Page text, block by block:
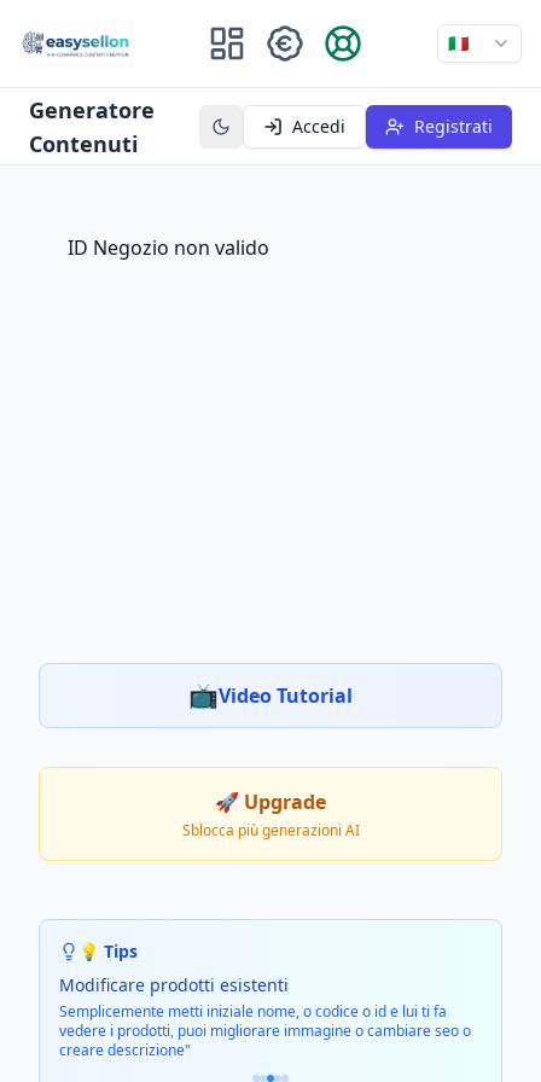
🇮🇹
Generatore
Contenuti
Accedi Registrati
ID Negozio non valido
📺Video Tutorial
🚀 Upgrade
Sblocca più generazioni AI
💡 Tips
Modificare prodotti esistenti
Semplicemente metti iniziale nome, o codice o id e lui ti fa
vedere i prodotti, puoi migliorare immagine o cambiare seo o
creare descrizione"